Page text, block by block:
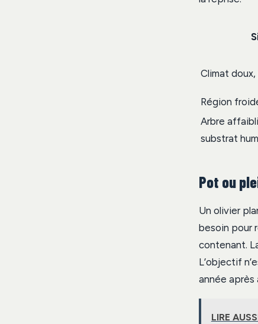
Climat
Région
Arbre
substrat
Pot ou
Un olivier
besoin pour
contenant.
L’objectif
année après
LIRE